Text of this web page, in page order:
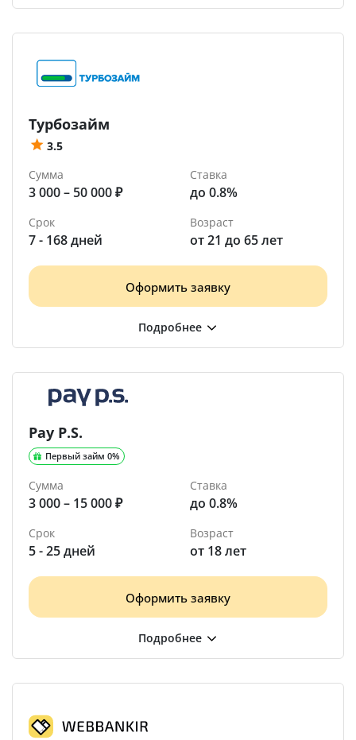
Турбозайм
3.5
Сумма
3 000 – 50 000 ₽
Ставка
до 0.8%
Срок
7 - 168 дней
Возраст
от 21 до 65 лет
Оформить заявку
Pay P.S.
Первый займ 0%
Сумма
3 000 – 15 000 ₽
Ставка
до 0.8%
Срок
5 - 25 дней
Возраст
от 18 лет
Оформить заявку